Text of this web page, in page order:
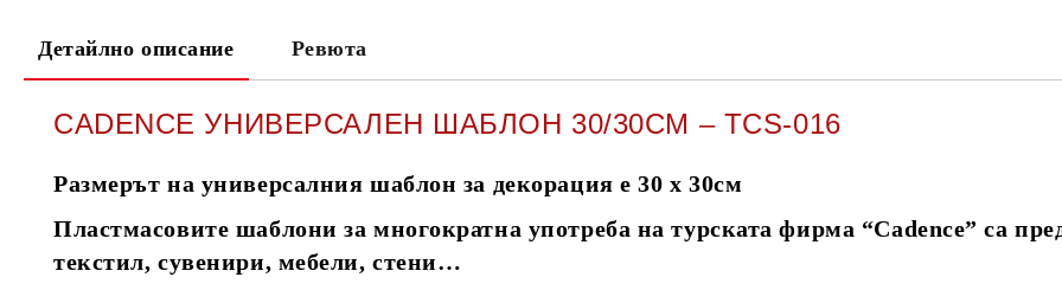
Детайлно описание Ревюта
CADENCE УНИВЕРСАЛЕН ШАБЛОН 30/30СМ – TCS-016
Размерът на универсалния шаблон за декорация е 30 х 30см
Пластмасовите шаблони за многократна употреба на турската фирма “Cadence” са
текстил, сувенири, мебели, стени…